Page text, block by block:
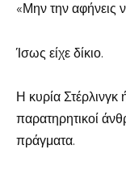
«Μην την αφήνεις
Ίσως είχε δίκιο.
Η κυρία Στέρλινγκ
παρατηρητικοί
πράγματα.